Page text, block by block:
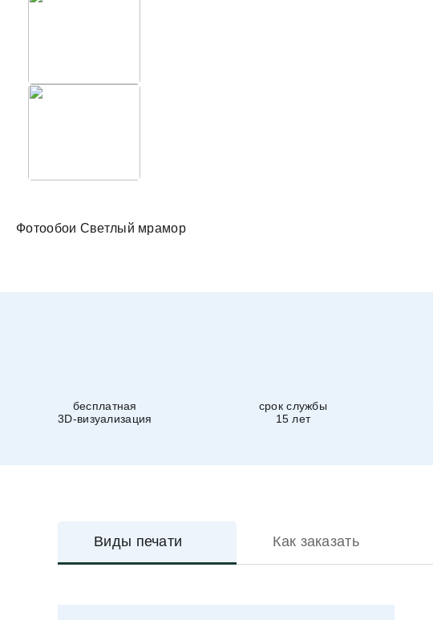
Фотообои Светлый мрамор
бесплатная
3D-визуализация
срок службы
15 лет
Виды печати Как заказать